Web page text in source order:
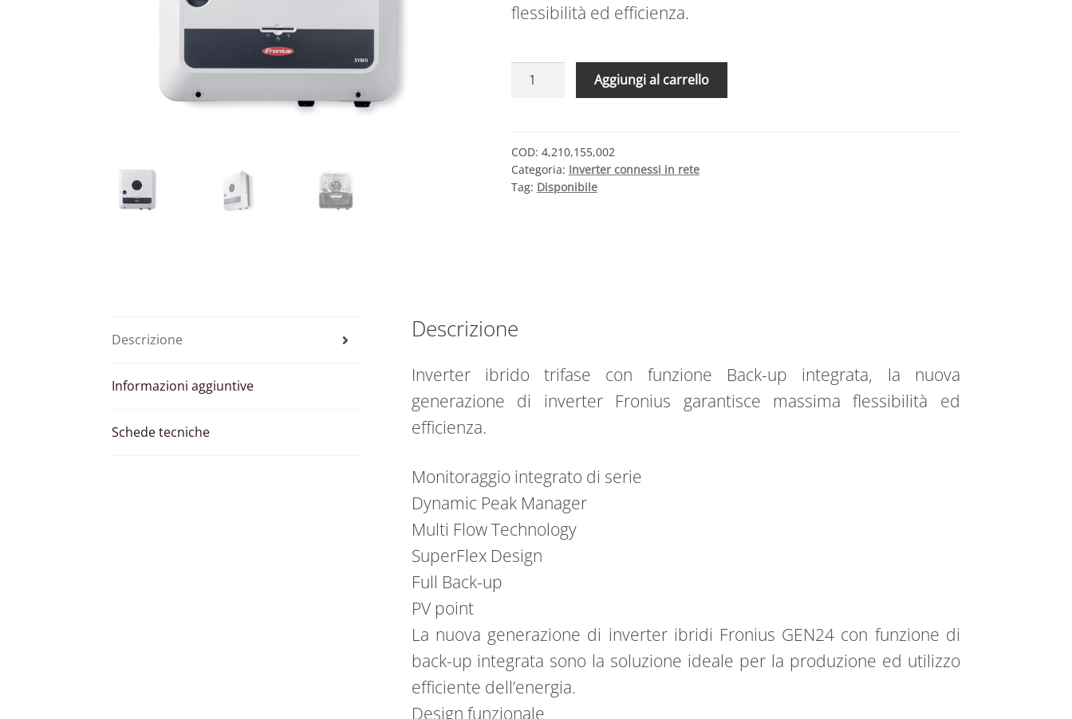
flessibilità ed efficienza.
Fronius
–
ibrido
trifase
Plus
Aggiungi al carrello
COD: 4,210,155,002
Categoria: Inverter connessi in rete
Tag: Disponibile
Descrizione
Informazioni aggiuntive
Schede tecniche
Descrizione
Inverter ibrido trifase con funzione Back-up integrata, la nuova
generazione di inverter Fronius garantisce massima flessibilità ed
efficienza.
Monitoraggio integrato di serie
Dynamic Peak Manager
Multi Flow Technology
SuperFlex Design
Full Back-up
PV point
La nuova generazione di inverter ibridi Fronius GEN24 con funzione di
back-up integrata sono la soluzione ideale per la produzione ed utilizzo
efficiente dell’energia.
Design funzionale